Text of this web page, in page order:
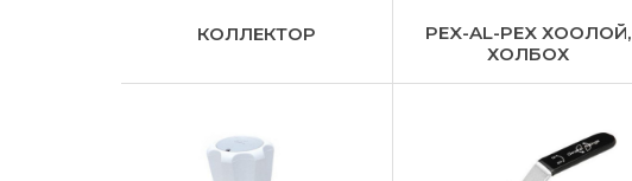
КОЛЛЕКТОР
PEX-AL-PEX ХООЛОЙ,
ХОЛБОХ